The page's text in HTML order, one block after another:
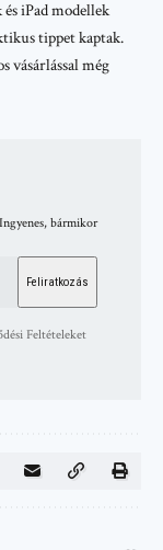
iPad modellek
tippet kaptak.
vásárlással még
bármikor
Feltételeket